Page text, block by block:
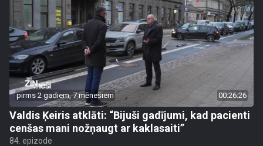
pirms 2 gadiem, 7 mēnešiem 00:26:26
Valdis Ķeiris atklāti: “Bijuši gadījumi, kad pacienti
cenšas mani nožņaugt ar kaklasaiti”
84. epizode